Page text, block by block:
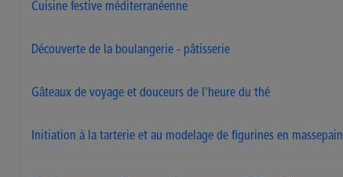
Cuisine festive méditerranéenne
Découverte de la boulangerie - pâtisserie
Gâteaux de voyage et douceurs de l'heure du thé
Initiation à la tarterie et au modelage de figurines en massepain